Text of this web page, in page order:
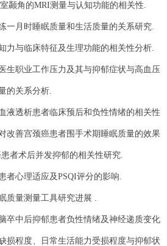
颞角的MRI测量与认知功能的相关性.
一月时睡眠质量和生活质量的关系研究.
力与临床特征及生理功能的相关性分析.
生职业工作压力及其与抑郁症状与高血压
的关系分析.
液透析患者临床预后和负性情绪的相关性
改善宫颈癌患者围手术期睡眠质量的效果
者术后并发抑郁的相关性研究.
者心理适应及PSQI评分的影响.
质量测量工具研究进展 .
卒中后抑郁患者负性情绪及神经递质变化
损程度、日常生活能力受损程度与抑郁状